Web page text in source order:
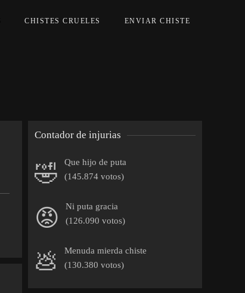
CHISTES CRUELES ENVIAR CHISTE
Contador de injurias
🤣
Que hijo de puta
(145.874 votos)
😡
Ni puta gracia
(126.090 votos)
💩
Menuda mierda chiste
(130.380 votos)